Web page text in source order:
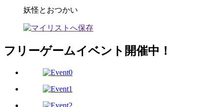
妖怪とおつかい
フリーゲームイベント開催中！